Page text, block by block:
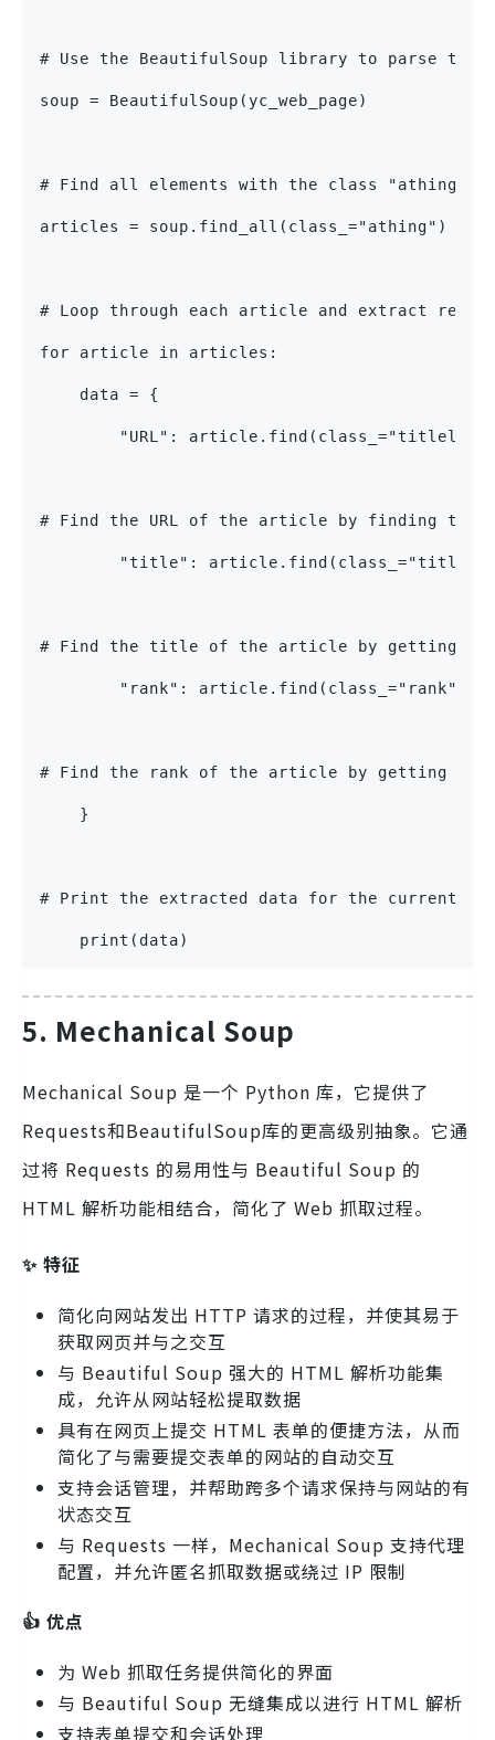
# Use the BeautifulSoup library to parse the
soup = BeautifulSoup(yc_web_page)
# Find all elements with the class "athing"
articles = soup.find_all(class_="athing")
# Loop through each article and extract
for article in articles:
    data = {
"URL":
# Find the URL of the article by finding
"title":
# Find the title of the article by getting
"rank":
# Find the rank of the article by getting the
    }
# Print the extracted data for the current
    print(data)
5. Mechanical Soup
Mechanical Soup 是一个 Python 库，它提供了
Requests和BeautifulSoup库的更高级别抽象。它通
过将 Requests 的易用性与 Beautiful Soup 的
HTML 解析功能相结合，简化了 Web 抓取过程。
✨ 特征
简化向网站发出 HTTP 请求的过程，并使其易于
获取网页并与之交互
与 Beautiful Soup 强大的 HTML 解析功能集
成，允许从网站轻松提取数据
具有在网页上提交 HTML 表单的便捷方法，从而
简化了与需要提交表单的网站的自动交互
支持会话管理，并帮助跨多个请求保持与网站的有
状态交互
与 Requests 一样，Mechanical Soup 支持代理
配置，并允许匿名抓取数据或绕过 IP 限制
👍 优点
为 Web 抓取任务提供简化的界面
与 Beautiful Soup 无缝集成以进行 HTML 解析
支持表单提交和会话处理